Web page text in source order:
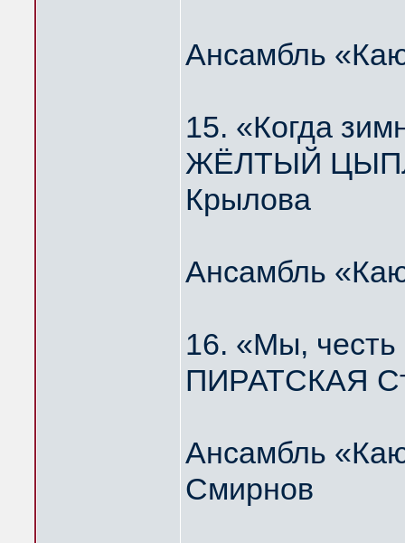
Ансамбль
15. «Когда
ЖЁЛТЫЙ
Крылова
Ансамбль
16. «Мы, честь
ПИРАТСКАЯ
Ансамбль
Смирнов